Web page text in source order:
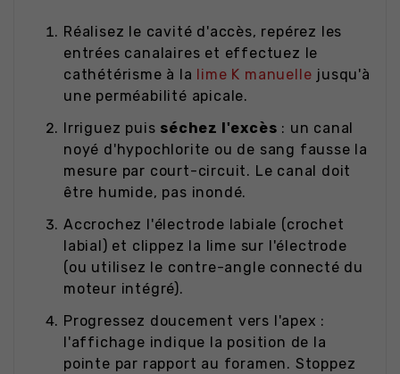
Réalisez le cavité d'accès, repérez les
entrées canalaires et effectuez le
cathétérisme à la
lime K manuelle jusqu'à
une perméabilité apicale.
Irriguez puis séchez l'excès : un canal
noyé d'hypochlorite ou de sang fausse la
mesure par court-circuit. Le canal doit
être humide, pas inondé.
Accrochez l'électrode labiale (crochet
labial) et clippez la lime sur l'électrode
(ou utilisez le contre-angle connecté du
moteur intégré).
Progressez doucement vers l'apex :
l'affichage indique la position de la
pointe par rapport au foramen. Stoppez